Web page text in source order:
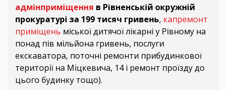
адмінприміщення в Рівненській окружній
прокуратурі за 199 тисяч гривень, капремонт
приміщень міської дитячої лікарні у Рівному на
понад пів мільйона гривень, послуги
екскаватора, поточні ремонти прибудинкової
території на Міцкевича, 14 і ремонт проїзду до
цього будинку тощо).